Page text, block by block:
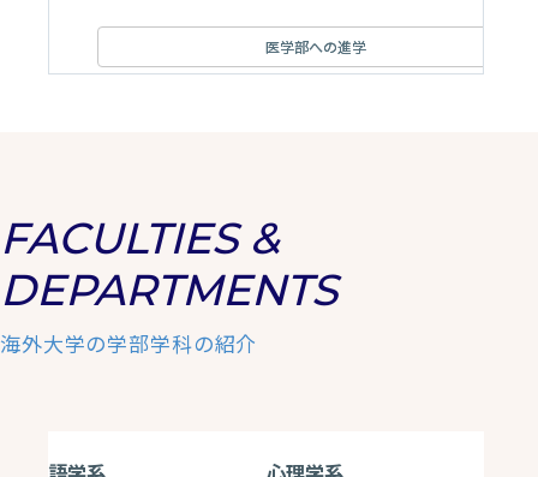
医学部への進学
FACULTIES &
DEPARTMENTS
海外大学の学部学科の紹介